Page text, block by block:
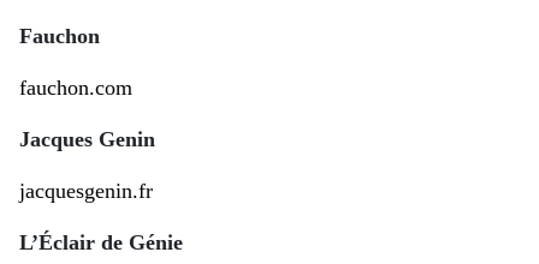
Fauchon
fauchon.com
Jacques Genin
jacquesgenin.fr
L’Éclair de Génie